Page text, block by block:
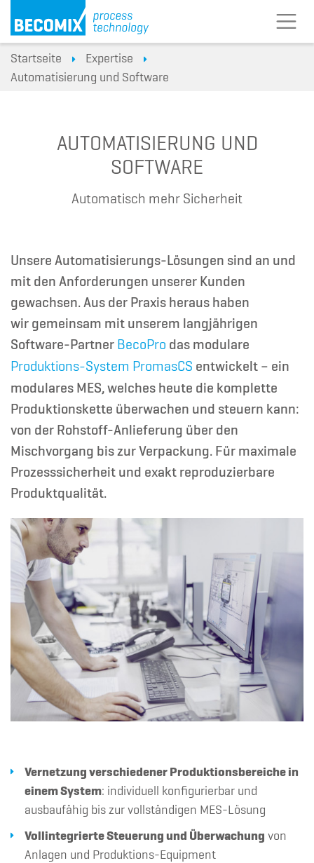
Startseite
Expertise
Automatisierung und Software
AUTOMATISIERUNG UND
SOFTWARE
Automatisch mehr Sicherheit
Unsere Automatisierungs-Lösungen sind an und
mit den Anforderungen unserer Kunden
gewachsen. Aus der Praxis heraus haben
wir gemeinsam mit unserem langjährigen
Software-Partner BecoPro das modulare
Produktions-System PromasCS entwickelt – ein
modulares MES, welches heute die komplette
Produktionskette überwachen und steuern kann:
von der Rohstoff-Anlieferung über den
Mischvorgang bis zur Verpackung. Für maximale
Prozesssicherheit und exakt reproduzierbare
Produktqualität.
Vernetzung verschiedener Produktionsbereiche in
einem System: individuell konfigurierbar und
ausbaufähig bis zur vollständigen MES-Lösung
Vollintegrierte Steuerung und Überwachung von
Anlagen und Produktions-Equipment